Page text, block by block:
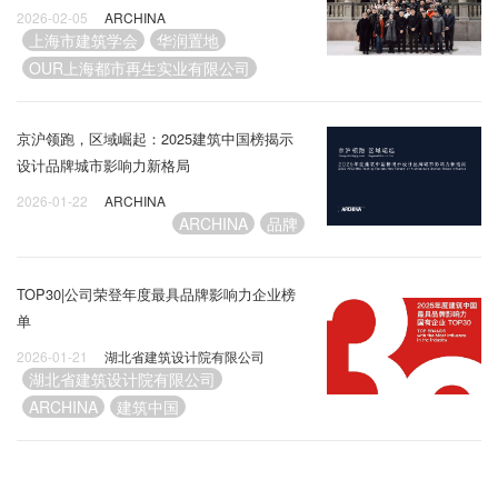
2026-02-05 ARCHINA
上海市建筑学会
华润置地
OUR上海都市再生实业有限公司
京沪领跑，区域崛起：2025建筑中国榜揭示
设计品牌城市影响力新格局
2026-01-22 ARCHINA
ARCHINA 品牌
TOP30|公司荣登年度最具品牌影响力企业榜
单
2026-01-21 湖北省建筑设计院有限公司
湖北省建筑设计院有限公司
ARCHINA
建筑中国